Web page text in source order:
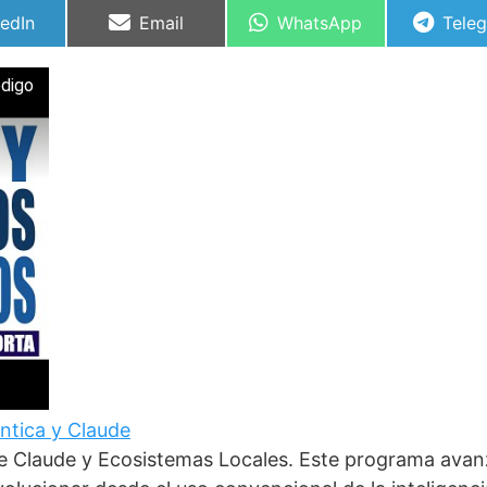
Compartir
Email
Compartir
WhatsApp
y Claude
y Ecosistemas Locales. Este programa